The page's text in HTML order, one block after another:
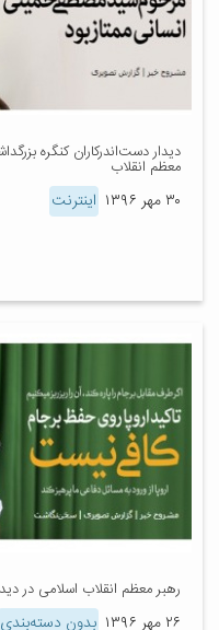
دیدار دست‌اندرکاران کنگره
معظم انقلاب
۳۰ مهر ۱۳۹۶ اینترنت
رهبر معظم انقلاب اسلامی در
۲۶ مهر ۱۳۹۶ بدون دسته‌بندی